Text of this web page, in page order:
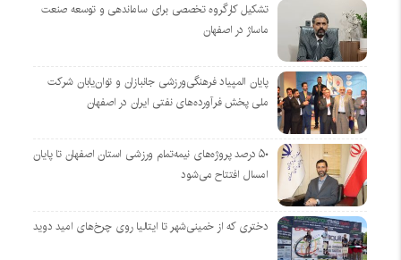
تشکیل کارگروه تخصصی برای ساماندهی و توسعه صنعت
ماساژ در اصفهان
پایان المپیاد فرهنگی‌ورزشی جانبازان و توان‌یابان شرکت
ملی پخش فرآورده‌های نفتی ایران در اصفهان
۵۰ درصد پروژه‌های نیمه‌تمام ورزشی استان اصفهان تا پایان
امسال افتتاح می‌شود
دختری که از خمینی‌شهر تا ایتالیا روی چرخ‌های امید دوید